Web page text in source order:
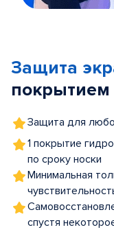
5
Защита
покрытием
Защита для
1 покрытие
по сроку носки
Минимальная
спустя